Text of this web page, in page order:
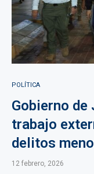
POLÍTICA
Gobierno
trabajo
delitos
12 febrero, 2026